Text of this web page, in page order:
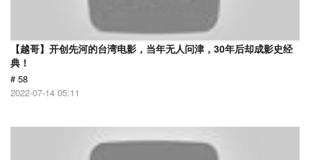
【越哥】开创先河的台湾电影，当年无人问津，30年后却成影史经
典！
# 58
2022-07-14 05:11